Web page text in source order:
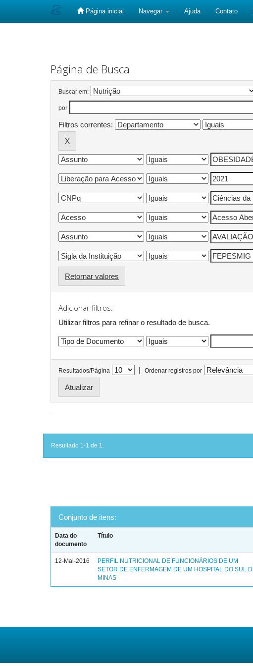
Página inicial Navegar Ajuda Contato
Página de Busca
Buscar em:
por
Filtros correntes:
Retornar valores
Adicionar filtros:
Utilizar filtros para refinar o resultado de busca.
Resultados/Página | Ordenar registros por
Resultado 1-1 de 1.
Conjunto de itens:
Data do
documento
Título
12-Mai-2016
PERFIL NUTRICIONAL DE FUNCIONÁRIOS DE UM
SETOR DE ENFERMAGEM DE UM HOSPITAL DO SUL
MINAS